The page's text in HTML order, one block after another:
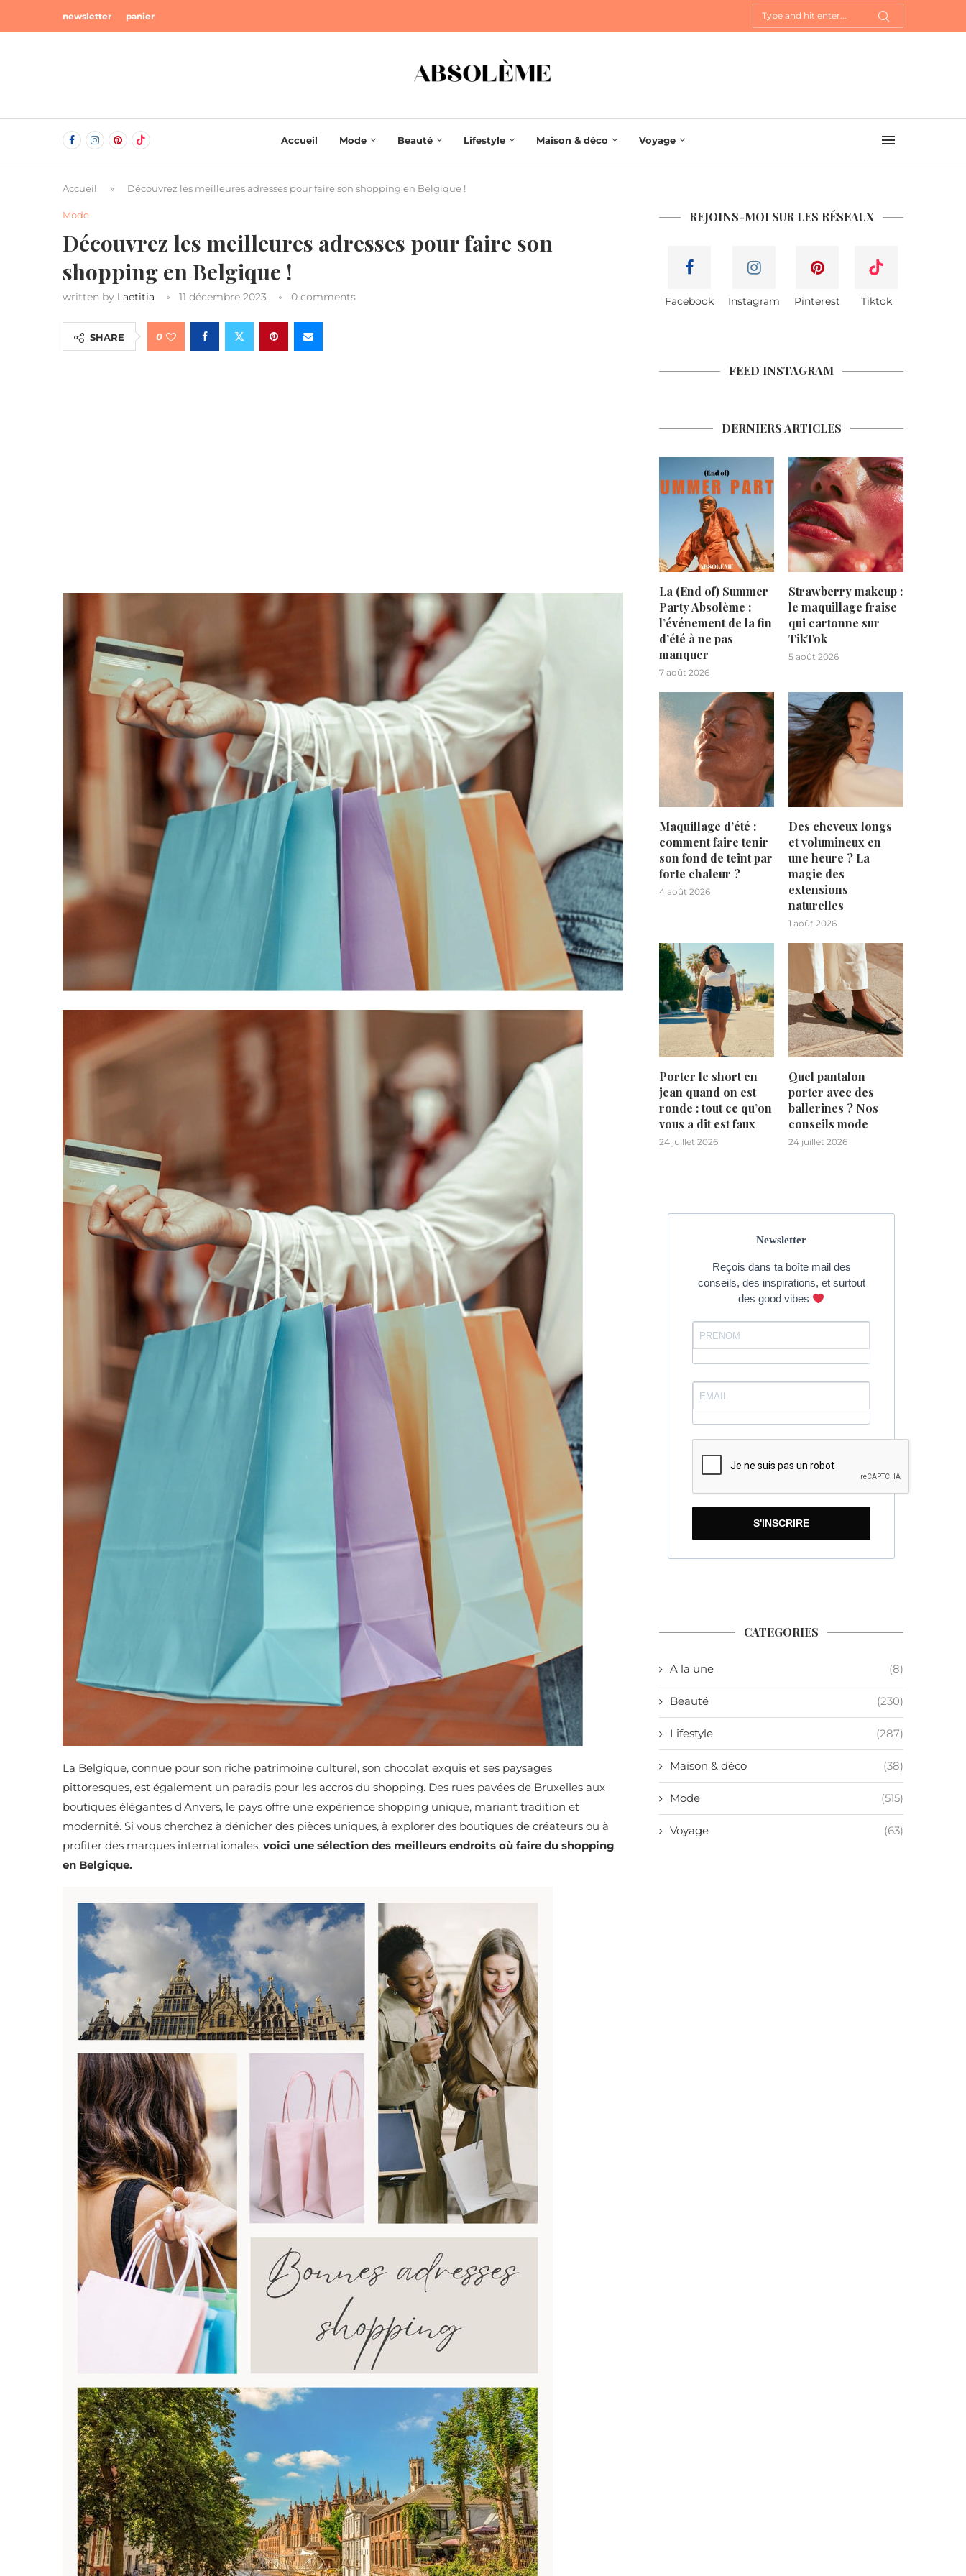
newsletter panier
Accueil Mode Beauté Lifestyle Maison & déco Voyage
Accueil » Découvrez les meilleures adresses pour faire son shopping en Belgique !
Mode
Découvrez les meilleures adresses pour faire son
shopping en Belgique !
written by Laetitia 11 décembre 2023 0 comments
SHARE 0
La Belgique, connue pour son riche patrimoine culturel, son chocolat exquis et ses paysages
pittoresques, est également un paradis pour les accros du shopping. Des rues pavées de Bruxelles aux
boutiques élégantes d’Anvers, le pays offre une expérience shopping unique, mariant tradition et
modernité. Si vous cherchez à dénicher des pièces uniques, à explorer des boutiques de créateurs ou à
profiter des marques internationales, voici une sélection des meilleurs endroits où faire du shopping
en Belgique.
REJOINS-MOI SUR LES RÉSEAUX
Facebook Instagram Pinterest Tiktok
FEED INSTAGRAM
DERNIERS ARTICLES
La (End of) Summer
Party Absolème :
l’événement de la fin
d’été à ne pas
manquer
7 août 2026
Strawberry makeup :
le maquillage fraise
qui cartonne sur
TikTok
5 août 2026
Maquillage d’été :
comment faire tenir
son fond de teint par
forte chaleur ?
4 août 2026
Des cheveux longs
et volumineux en
une heure ? La
magie des
extensions
naturelles
1 août 2026
Porter le short en
jean quand on est
ronde : tout ce qu’on
vous a dit est faux
24 juillet 2026
Quel pantalon
porter avec des
ballerines ? Nos
conseils mode
24 juillet 2026
Newsletter
Reçois dans ta boîte mail des
conseils, des inspirations, et surtout
des good vibes
S'INSCRIRE
CATEGORIES
A la une (8)
Beauté (230)
Lifestyle (287)
Maison & déco (38)
Mode (515)
Voyage (63)